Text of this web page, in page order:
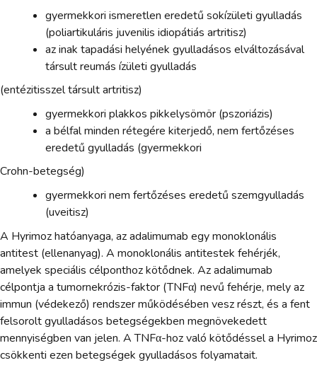
gyermekkori ismeretlen eredetű sokízületi gyulladás
(poliartikuláris juvenilis idiopátiás artritisz)
az inak tapadási helyének gyulladásos elváltozásával
társult reumás ízületi gyulladás
(entézitisszel társult artritisz)
gyermekkori plakkos pikkelysömör (pszoriázis)
a bélfal minden rétegére kiterjedő, nem fertőzéses
eredetű gyulladás (gyermekkori
Crohn-betegség)
gyermekkori nem fertőzéses eredetű szemgyulladás
(uveitisz)
A Hyrimoz hatóanyaga, az adalimumab egy monoklonális
antitest (ellenanyag). A monoklonális antitestek fehérjék,
amelyek speciális célponthoz kötődnek. Az adalimumab
célpontja a tumornekrózis-faktor (TNFα) nevű fehérje, mely az
immun (védekező) rendszer működésében vesz részt, és a fent
felsorolt gyulladásos betegségekben megnövekedett
mennyiségben van jelen. A TNFα-hoz való kötődéssel a Hyrimoz
csökkenti ezen betegségek gyulladásos folyamatait.